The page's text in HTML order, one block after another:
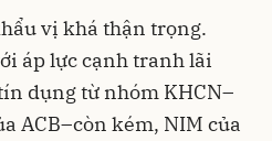
vị khá thận trọng.
áp lực cạnh tranh lãi
dụng từ nhóm KHCN–
ACB–còn kém, NIM của